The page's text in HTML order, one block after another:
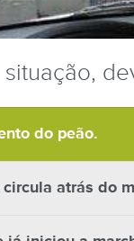
situação,
do peão.
atrás do